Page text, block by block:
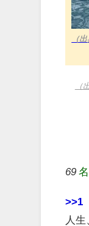
（
（
69
>>1
人